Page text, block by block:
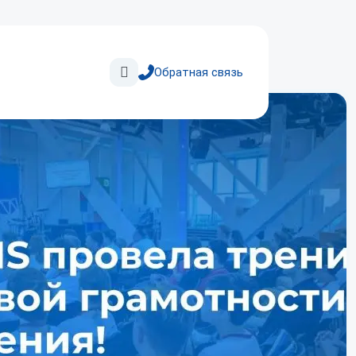
Автоматизация
кредитования
Кредитные конвейеры
для физических
и юридических лиц
Управление продажами
и маркетингом
Оптимизация стратегий
на основе анализа данных
ПоискОбратная связь